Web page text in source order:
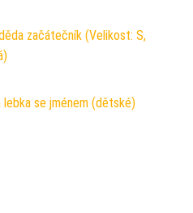
začátečník (Velikost: S,
lebka se jménem (dětské)